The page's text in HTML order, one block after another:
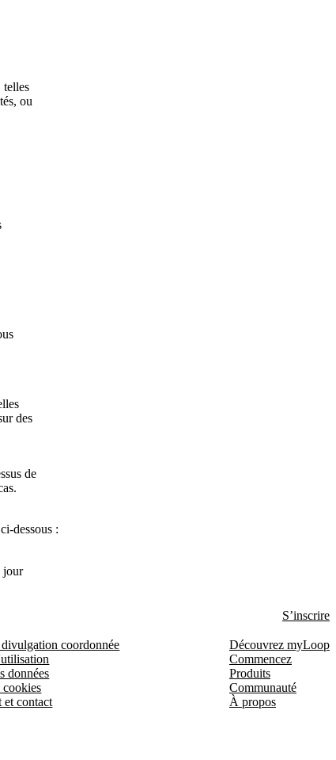
telles
ou
des
de
dessous :
jour
S’inscrire
divulgation coordonnée
données
cookies
et contact
Découvrez myLoop
Commencez
Produits
Communauté
À propos